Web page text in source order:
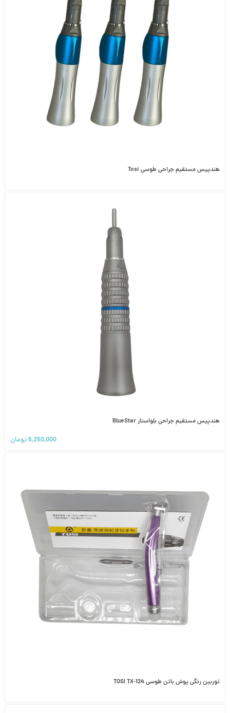
هندپیس مستقیم جراحی طوسی Tosi
هندپیس مستقیم جراحی بلواستار BlueStar
6,250,000تومان
توربین رنگی پوش باتن طوسی TOSI TX-124